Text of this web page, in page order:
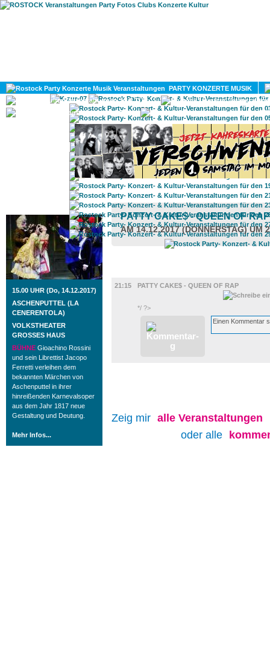
PARTY KONZERTE MUSIK
KULTUR
GAY
ROSTOCK TAGESTIPP
15.00 UHR (Do, 14.12.2017)
ASCHENPUTTEL (LA
CENERENTOLA)
VOLKSTHEATER
GROSSES HAUS
BÜHNE Gioachino Rossini
und sein Librettist Jacopo
Ferretti verleihen dem
bekannten Märchen von
Aschenputtel in ihrer
hinreißenden Karnevalsoper
aus dem Jahr 1817 neue
Gestaltung und Deutung.
Mehr Infos...
PATTY CAKE$ - QUEEN OF
AM 14.12.2017 (DONNERSTAG) UM
21:15
PATTY CAKE$ - QUEEN OF RAP
*/ ?>
Zeig mir alle Veranstaltungen
oder alle